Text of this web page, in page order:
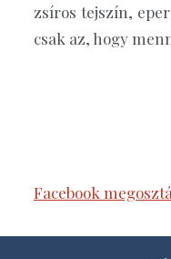
zsíros tejszín,
csak az, hogy
Facebook